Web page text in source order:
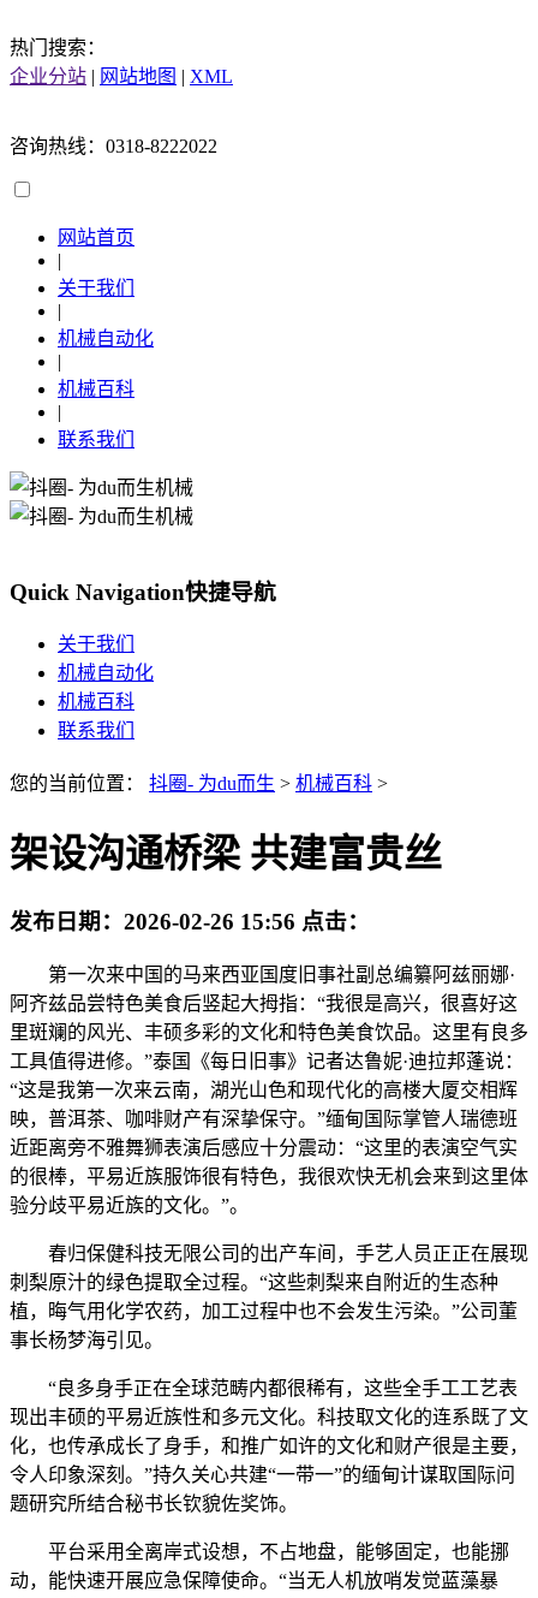
热门搜索：
企业分站 | 网站地图 | XML
咨询热线：0318-8222022
网站首页
|
关于我们
|
机械自动化
|
机械百科
|
联系我们
Quick Navigation快捷导航
关于我们
机械自动化
机械百科
联系我们
您的当前位置： 抖圈- 为du而生 > 机械百科 >
架设沟通桥梁 共建富贵丝
发布日期： 2026-02-26 15:56 点击：
第一次来中国的马来西亚国度旧事社副总编纂阿兹丽娜·
阿齐兹品尝特色美食后竖起大拇指：“我很是高兴，很喜好这
里斑斓的风光、丰硕多彩的文化和特色美食饮品。这里有良多
工具值得进修。”泰国《每日旧事》记者达鲁妮·迪拉邦蓬说：
“这是我第一次来云南，湖光山色和现代化的高楼大厦交相辉
映，普洱茶、咖啡财产有深挚保守。”缅甸国际掌管人瑞德班
近距离旁不雅舞狮表演后感应十分震动：“这里的表演空气实
的很棒，平易近族服饰很有特色，我很欢快无机会来到这里体
验分歧平易近族的文化。”。
春归保健科技无限公司的出产车间，手艺人员正正在展现
刺梨原汁的绿色提取全过程。“这些刺梨来自附近的生态种
植，晦气用化学农药，加工过程中也不会发生污染。”公司董
事长杨梦海引见。
“良多身手正在全球范畴内都很稀有，这些全手工工艺表
现出丰硕的平易近族性和多元文化。科技取文化的连系既了文
化，也传承成长了身手，和推广如许的文化和财产很是主要，
令人印象深刻。”持久关心共建“一带一”的缅甸计谋取国际问
题研究所结合秘书长钦貌佐奖饰。
平台采用全离岸式设想，不占地盘，能够固定，也能挪
动，能快速开展应急保障使命。“当无人机放哨发觉蓝藻暴